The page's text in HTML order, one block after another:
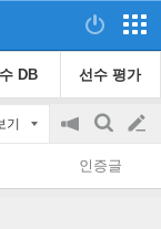
DB 선수 평가
기
공
on/off
검
색
글
쓰
인증글